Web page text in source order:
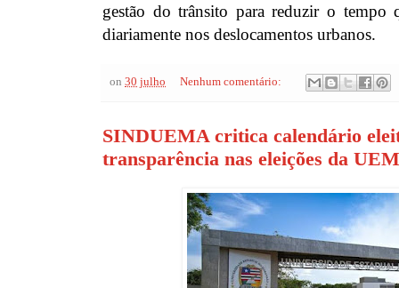
gestão do trânsito para reduzir o tempo
diariamente nos deslocamentos urbanos.
on 30 julho Nenhum comentário:
SINDUEMA critica calendário
transparência nas eleições da